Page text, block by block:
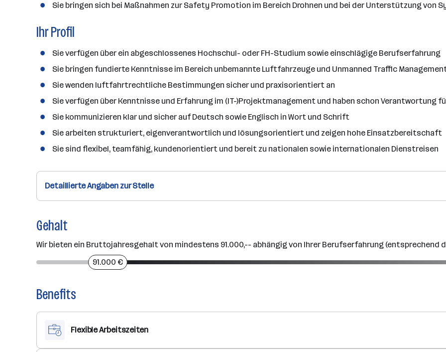
Sie bringen sich bei Maßnahmen zur Safety Promotion im Bereich Drohnen und bei der Unterstützung von
Ihr Profil
Sie verfügen über ein abgeschlossenes Hochschul- oder FH-Studium sowie einschlägige Berufserfahrung
Sie bringen fundierte Kenntnisse im Bereich unbemannte Luftfahrzeuge und Unmanned Traffic
Sie wenden luftfahrtrechtliche Bestimmungen sicher und praxisorientiert an
Sie verfügen über Kenntnisse und Erfahrung im (IT-)Projektmanagement und haben schon Verantwortung
Sie kommunizieren klar und sicher auf Deutsch sowie Englisch in Wort und Schrift
Sie arbeiten strukturiert, eigenverantwortlich und lösungsorientiert und zeigen hohe Einsatzbereitschaft
Sie sind flexibel, teamfähig, kundenorientiert und bereit zu nationalen sowie internationalen Dienstreisen
Detaillierte Angaben zur Stelle
Gehalt
Wir bieten ein Bruttojahresgehalt von mindestens 91.000,-- abhängig von Ihrer Berufserfahrung
91.000 €
Benefits
Flexible Arbeitszeiten